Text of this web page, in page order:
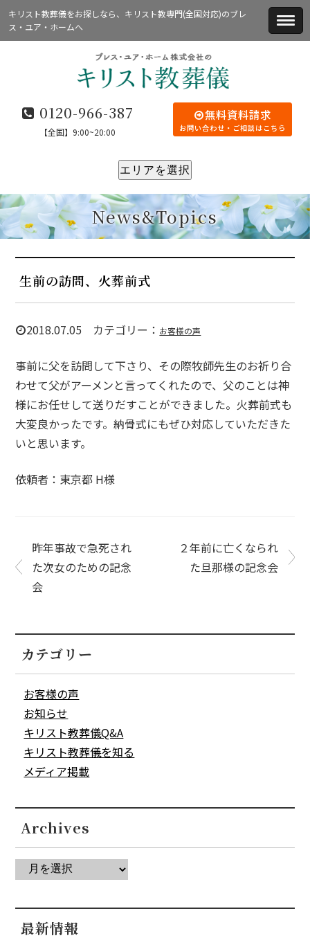
キリスト教葬儀をお探しなら、キリスト教専門(全国対応)のブレ
ス・ユア・ホームへ
無料資料請求
お問い合わせ・ご相談はこちら
0120-966-387
【全国】9:00~20:00
エリアを選択
News&Topics
生前の訪問、火葬前式
2018.07.05 カテゴリー： お客様の声
事前に父を訪問して下さり、その際牧師先生のお祈り合
わせて父がアーメンと言ってくれたので、父のことは神
様にお任せして送りだすことができました。火葬前式も
大変良かったです。納骨式にもぜひ対応していただきた
いと思います。
依頼者：東京都 H様
昨年事故で急死され
た次女のための記念
会
２年前に亡くなられ
た旦那様の記念会
カテゴリー
お客様の声
お知らせ
キリスト教葬儀Q&A
キリスト教葬儀を知る
メディア掲載
Archives
最新情報